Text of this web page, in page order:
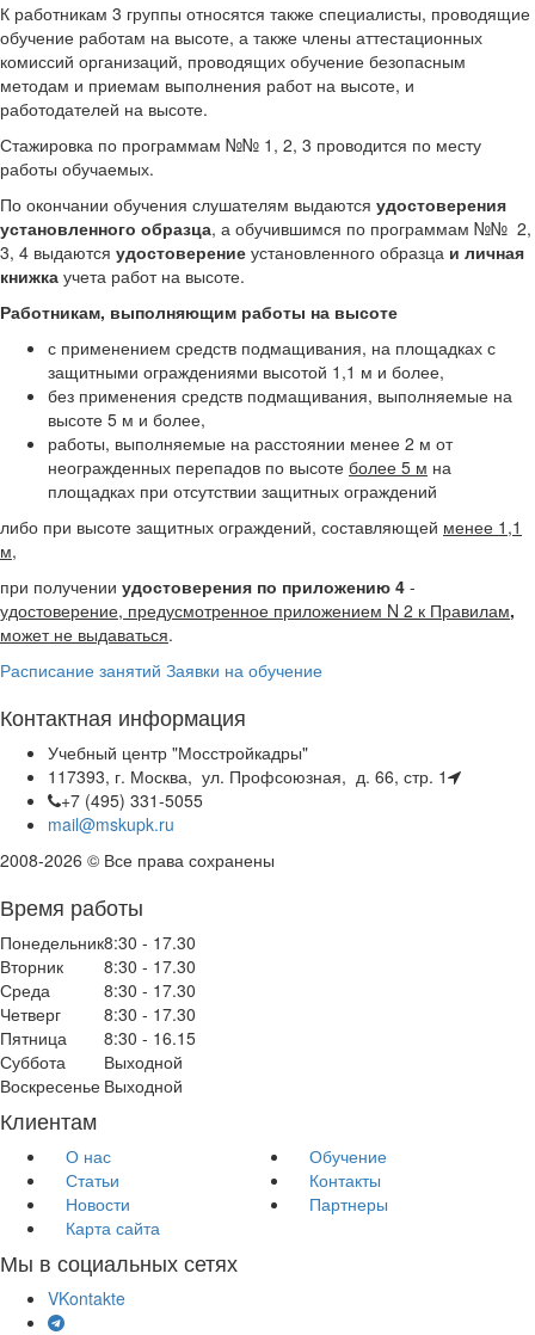
К работникам 3 группы относятся также специалисты, проводящие
обучение работам на высоте, а также члены аттестационных
комиссий организаций, проводящих обучение безопасным
методам и приемам выполнения работ на высоте, и
работодателей на высоте.
Стажировка по программам №№ 1, 2, 3 проводится по месту
работы обучаемых.
По окончании обучения слушателям выдаются удостоверения
установленного образца, а обучившимся по программам №№ 2,
3, 4 выдаются удостоверение установленного образца и личная
книжка учета работ на высоте.
Работникам, выполняющим работы на высоте
с применением средств подмащивания, на площадках с
защитными ограждениями высотой 1,1 м и более,
без применения средств подмащивания, выполняемые на
высоте 5 м и более,
работы, выполняемые на расстоянии менее 2 м от
неогражденных перепадов по высоте более 5 м на
площадках при отсутствии защитных ограждений
либо при высоте защитных ограждений, составляющей менее 1,1
м,
при получении удостоверения по приложению 4 -
удостоверение, предусмотренное приложением N 2 к Правилам,
может не выдаваться.
Расписание занятий Заявки на обучение
Контактная информация
Учебный центр "Мосстройкадры"
117393, г. Москва, ул. Профсоюзная, д. 66, стр. 1
+7 (495) 331-5055
mail@mskupk.ru
2008-2026 © Все права сохранены
Время работы
Понедельник8:30 - 17.30
Вторник
8:30 - 17.30
Среда
8:30 - 17.30
Четверг
8:30 - 17.30
Пятница
8:30 - 16.15
Суббота
Выходной
Воскресенье Выходной
Клиентам
О нас
Обучение
Статьи
Контакты
Новости
Партнеры
Карта сайта
Мы в социальных сетях
VKontakte